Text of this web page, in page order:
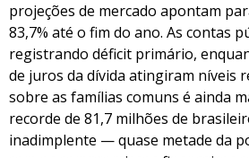
projeções de mercado apontam
83,7% até o fim do ano. As contas
registrando déficit primário,
de juros da dívida atingiram níveis
sobre as famílias comuns é ainda
recorde de 81,7 milhões de
inadimplente — quase metade da